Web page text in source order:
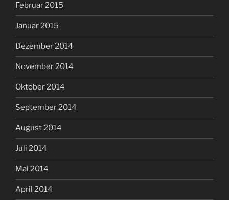
Februar 2015
Januar 2015
Dezember 2014
November 2014
Oktober 2014
September 2014
August 2014
Juli 2014
Mai 2014
April 2014